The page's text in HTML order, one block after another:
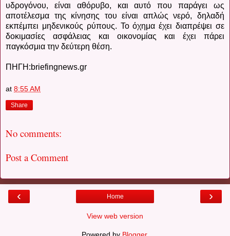
υδρογόνου, είναι αθόρυβο, και αυτό που παράγει ως
αποτέλεσμα της κίνησης του είναι απλώς νερό, δηλαδή
εκπέμπει μηδενικούς ρύπους. Το όχημα έχει διαπρέψει σε
δοκιμασίες ασφάλειας και οικονομίας και έχει πάρει
παγκόσμια την δεύτερη θέση.
ΠΗΓΗ:briefingnews.gr
at 8:55 AM
Share
No comments:
Post a Comment
‹ ›
Home
View web version